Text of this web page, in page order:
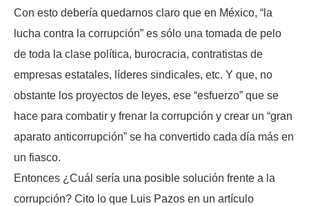
Con esto debería quedarnos claro que en México, “la
lucha contra la corrupción” es sólo una tomada de pelo
de toda la clase política, burocracia, contratistas de
empresas estatales, líderes sindicales, etc. Y que, no
obstante los proyectos de leyes, ese “esfuerzo” que se
hace para combatir y frenar la corrupción y crear un “gran
aparato anticorrupción” se ha convertido cada día más en
un fiasco.
Entonces ¿Cuál sería una posible solución frente a la
corrupción? Cito lo que Luis Pazos en un artículo